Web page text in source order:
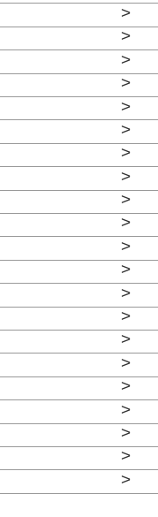
>
>
>
>
>
>
>
>
>
>
>
>
>
>
>
>
>
>
>
>
>